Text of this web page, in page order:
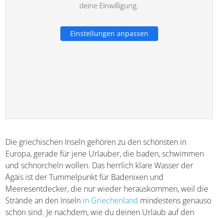
deine Einwilligung.
Einstellungen anpassen
Die griechischen Inseln gehören zu den schönsten in
Europa, gerade für jene Urlauber, die baden, schwimmen
und schnorcheln wollen. Das herrlich klare Wasser der
Ägäis ist der Tummelpunkt für Badenixen und
Meeresentdecker, die nur wieder herauskommen, weil
die Strände an den Inselnin Griechenlandmindestens
genauso schön sind. Je nachdem, wie du deinen Urlaub